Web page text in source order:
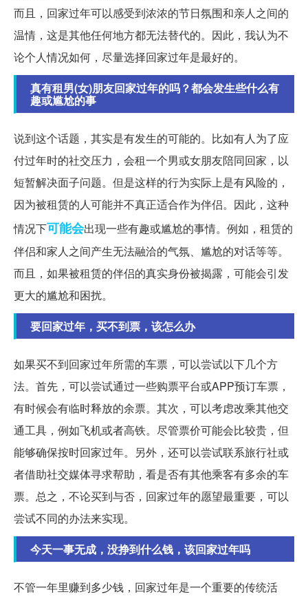
而且，回家过年可以感受到浓浓的节日氛围和亲人之间的
温情，这是其他任何地方都无法替代的。因此，我认为不
论个人情况如何，尽量选择回家过年是最好的。
真有租男(女)朋友回家过年的吗？都会发生些什么有
趣或尴尬的事
说到这个话题，其实是有发生的可能的。比如有人为了应
付过年时的社交压力，会租一个男或女朋友陪同回家，以
短暂解决面子问题。但是这样的行为实际上是有风险的，
因为被租赁的人可能并不真正适合作为伴侣。因此，这种
情况下可能会出现一些有趣或尴尬的事情。例如，租赁的
伴侣和家人之间产生无法融洽的气氛、尴尬的对话等等。
而且，如果被租赁的伴侣的真实身份被揭露，可能会引发
更大的尴尬和困扰。
要回家过年，买不到票，该怎么办
如果买不到回家过年所需的车票，可以尝试以下几个方
法。首先，可以尝试通过一些购票平台或APP预订车票，
有时候会有临时释放的余票。其次，可以考虑改乘其他交
通工具，例如飞机或者高铁。尽管票价可能会比较贵，但
能够确保按时回家过年。另外，还可以尝试联系旅行社或
者借助社交媒体寻求帮助，看是否有其他乘客有多余的车
票。总之，不论买到与否，回家过年的愿望最重要，可以
尝试不同的办法来实现。
今天一事无成，没挣到什么钱，该回家过年吗
不管一年里赚到多少钱，回家过年是一个重要的传统活